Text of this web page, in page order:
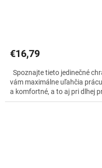
€16,79
Spoznajte tieto jedinečné
vám maximálne uľahčia
a komfortné, a to aj pri dlhej